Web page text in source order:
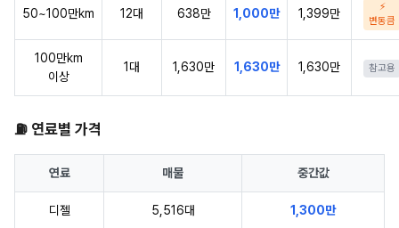
50~100만km 12대 638만 1,000만 1,399만
⚡
변동큼
100만km
이상
1대 1,630만 1,630만 1,630만 참고용
⛽ 연료별 가격
연료 매물 중간값
디젤 5,516대 1,300만